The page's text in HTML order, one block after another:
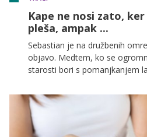
Kape ne nosi zato,
pleša, ampak ...
Sebastian je na družbenih
objavo. Medtem, ko se
starosti bori s pomanjkanjem